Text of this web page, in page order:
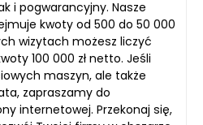
i pogwarancyjny. Nasze
kwoty od 500 do 50 000
wizytach możesz liczyć
100 000 zł netto. Jeśli
maszyn, ale także
zapraszamy do
internetowej. Przekonaj się,